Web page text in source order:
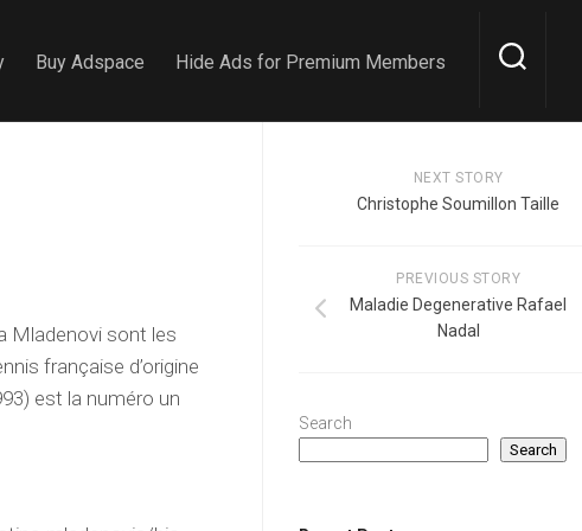
Buy Adspace Hide Ads for Premium Members
Mladenovi sont les
française d’origine
est la numéro un
NEXT STORY
Christophe Soumillon Taille
PREVIOUS STORY
Maladie Degenerative Rafael
Nadal
Search
Search